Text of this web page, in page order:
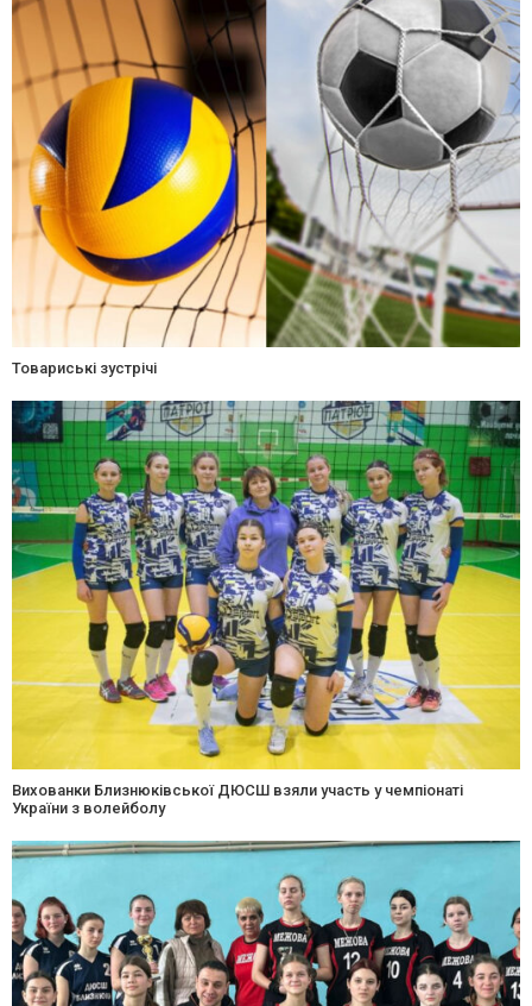
Товариські зустрічі
Вихованки Близнюківської ДЮСШ взяли участь у чемпіонаті
України з волейболу